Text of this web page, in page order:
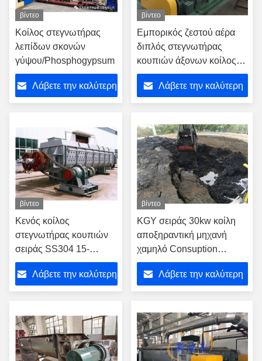
βίντεο
Κοίλος στεγνωτήρας
λεπίδων σκονών
γύψου/Phosphogypsum
Λάβετε την καλύτερη
βίντεο
Εμπορικός ζεστού αέρα
διπλός στεγνωτήρας
κουπιών άξονων κοίλος
αυτοκαθαριζόμενος
Λάβετε την καλύτερη
βίντεο
Κενός κοίλος
στεγνωτήρας κουπιών
σειράς SS304 15-
30kg/H KJG για τα
τρόφιμαΛάβετε την καλύτερη
βίντεο
KGY σειράς 30kw κοίλη
αποξηραντική μηχανή
χαμηλό Consuption
λάσπης λεπίδων ξηρότερη
Λάβετε την καλύτερη